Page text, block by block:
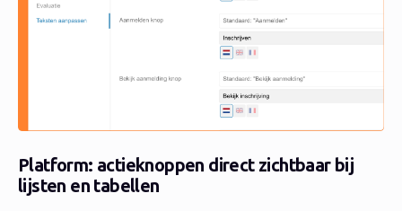
Platform: actieknoppen direct zichtbaar bij
lijsten en tabellen